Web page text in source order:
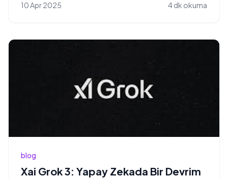
10 Apr 2025 4 dk okuma
blog
Xai Grok 3: Yapay Zekada Bir Devrim